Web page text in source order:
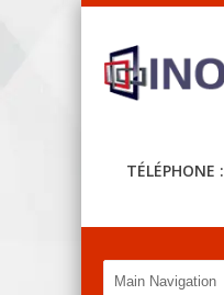
TÉLÉPHONE :